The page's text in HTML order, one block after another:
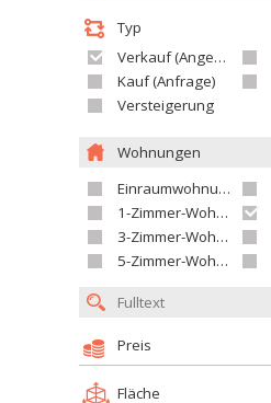
Typ
Verkauf (Angebot)
Kauf (Anfrage)
Versteigerung
Wohnungen
Einraumwohnung
1-Zimmer-Wohnung
3-Zimmer-Wohnung
5-Zimmer-Wohnung und größer
Preis
Fläche